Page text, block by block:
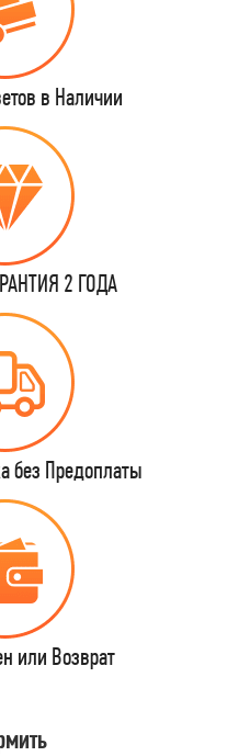
в Наличии
2 ГОДА
без Предоплаты
или Возврат